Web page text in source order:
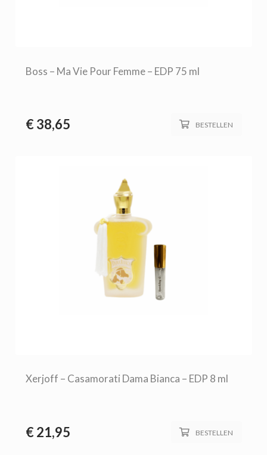
Boss – Ma Vie Pour Femme – EDP 75 ml
€38,65 BESTELLEN
Xerjoff – Casamorati Dama Bianca – EDP 8 ml
€21,95 BESTELLEN